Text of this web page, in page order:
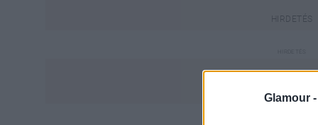
Glamour -